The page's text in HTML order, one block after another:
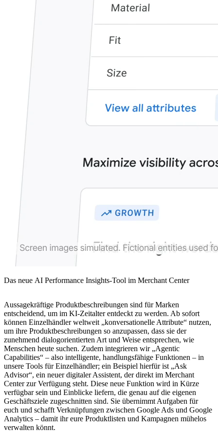
Das neue AI Performance Insights-Tool im Merchant Center
Aussagekräftige Produktbeschreibungen sind für Marken
entscheidend, um im KI-Zeitalter entdeckt zu werden. Ab sofort
können Einzelhändler weltweit „konversationelle Attribute“ nutzen,
um ihre Produktbeschreibungen so anzupassen, dass sie der
zunehmend dialogorientierten Art und Weise entsprechen, wie
Menschen heute suchen. Zudem integrieren wir „Agentic
Capabilities“ – also intelligente, handlungsfähige Funktionen – in
unsere Tools für Einzelhändler; ein Beispiel hierfür ist „Ask
Advisor“, ein neuer digitaler Assistent, der direkt im Merchant
Center zur Verfügung steht. Diese neue Funktion wird in Kürze
verfügbar sein und Einblicke liefern, die genau auf die eigenen
Geschäftsziele zugeschnitten sind. Sie übernimmt Aufgaben für
euch und schafft Verknüpfungen zwischen Google Ads und Google
Analytics – damit ihr eure Produktlisten und Kampagnen mühelos
verwalten könnt.